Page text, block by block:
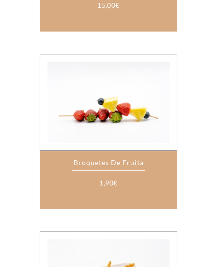
15,00€
Broquetes De Fruita
1,90€